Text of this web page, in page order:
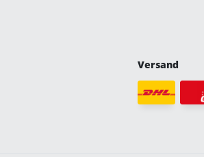
Versand